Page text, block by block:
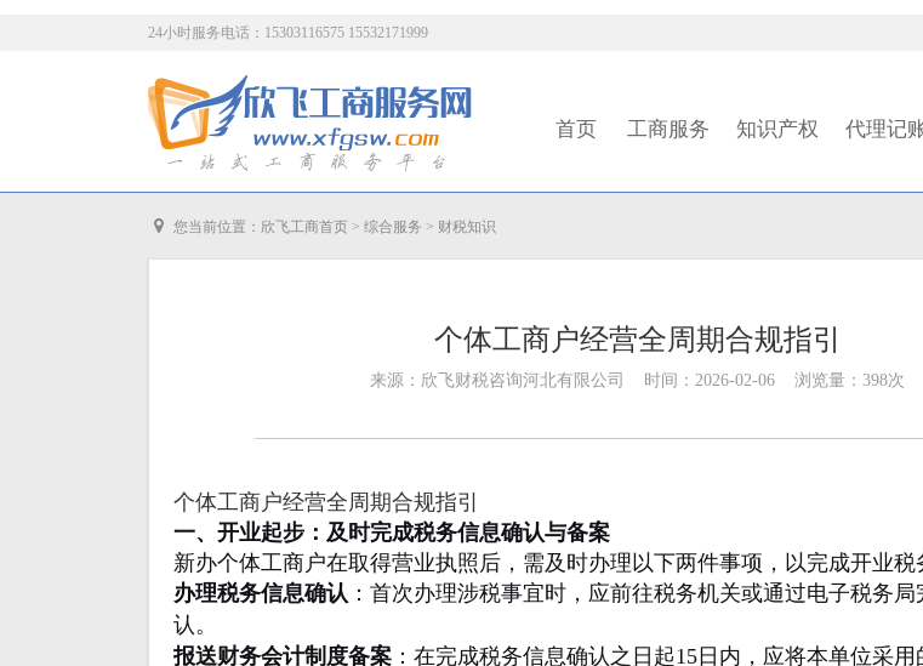
24小时服务电话：15303116575 15532171999
首页 工商服务 知识产权 代理记
您当前位置： 欣飞工商首页 > 综合服务 > 财税知识
个体工商户经营全周期合规指引
来源：欣飞财税咨询河北有限公司 时间：2026-02-06 浏览量：398次
个体工商户经营全周期合规指引
一、开业起步：及时完成税务信息确认与备案
新办个体工商户在取得营业执照后，需及时办理以下两件事项，以完成开业税
办理税务信息确认 ：首次办理涉税事宜时，应前往税务机关或通过电子税务
认。
报送财务会计制度备案 ：在完成税务信息确认之日起15日内，应将本单位采用